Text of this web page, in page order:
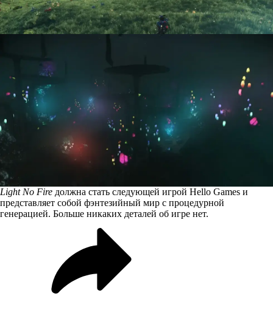
Light No Fire должна стать следующей игрой Hello Games и
представляет собой фэнтезийный мир с процедурной
генерацией. Больше никаких деталей об игре нет.